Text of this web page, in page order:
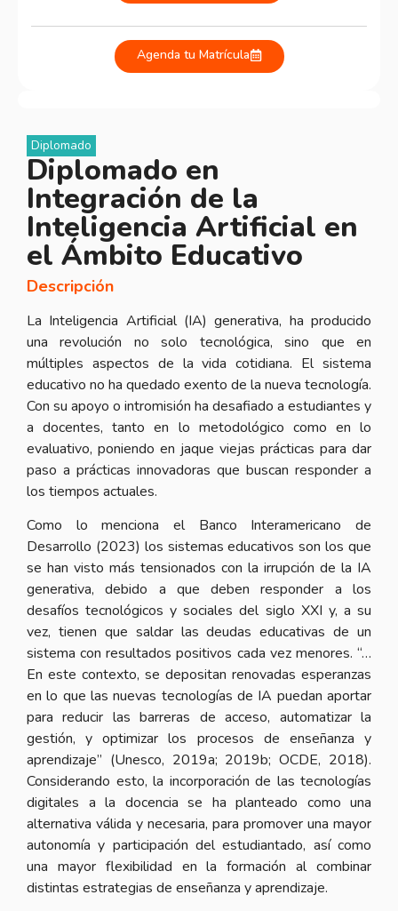
Agenda tu Matrícula
Diplomado
Diplomado en
Integración de la
Inteligencia Artificial en
el Ámbito Educativo
Descripción
La Inteligencia Artificial (IA) generativa, ha producido
una revolución no solo tecnológica, sino que en
múltiples aspectos de la vida cotidiana. El sistema
educativo no ha quedado exento de la nueva tecnología.
Con su apoyo o intromisión ha desafiado a estudiantes y
a docentes, tanto en lo metodológico como en lo
evaluativo, poniendo en jaque viejas prácticas para dar
paso a prácticas innovadoras que buscan responder a
los tiempos actuales.
Como lo menciona el Banco Interamericano de
Desarrollo (2023) los sistemas educativos son los que
se han visto más tensionados con la irrupción de la IA
generativa, debido a que deben responder a los
desafíos tecnológicos y sociales del siglo XXI y, a su
vez, tienen que saldar las deudas educativas de un
sistema con resultados positivos cada vez menores. “…
En este contexto, se depositan renovadas esperanzas
en lo que las nuevas tecnologías de IA puedan aportar
para reducir las barreras de acceso, automatizar la
gestión, y optimizar los procesos de enseñanza y
aprendizaje” (Unesco, 2019a; 2019b; OCDE, 2018).
Considerando esto, la incorporación de las tecnologías
digitales a la docencia se ha planteado como una
alternativa válida y necesaria, para promover una mayor
autonomía y participación del estudiantado, así como
una mayor flexibilidad en la formación al combinar
distintas estrategias de enseñanza y aprendizaje.